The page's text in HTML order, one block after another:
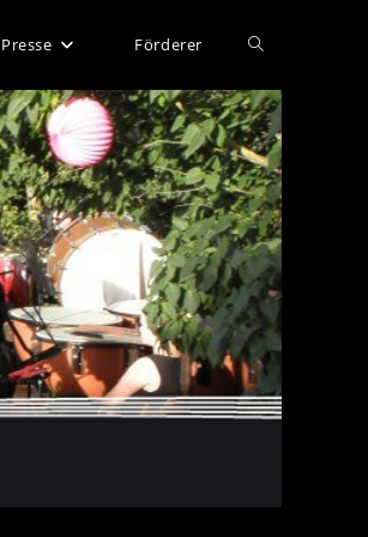
Presse Förderer Website-
Suche
umschalten